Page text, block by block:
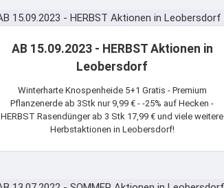
AB 15.09.2023 - HERBST Aktionen in
Leobersdorf
Winterharte Knospenheide 5+1 Gratis - Premium
Pflanzenerde ab 3Stk nur 9,99 € - -25% auf Hecken -
HERBST Rasendünger ab 3 Stk 17,99 € und viele weitere
Herbstaktionen in Leobersdorf!